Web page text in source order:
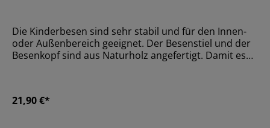
Die Kinderbesen sind sehr stabil und für den Innen-
oder Außenbereich geeignet. Der Besenstiel und der
Besenkopf sind aus Naturholz angefertigt. Damit es
21,90 €*